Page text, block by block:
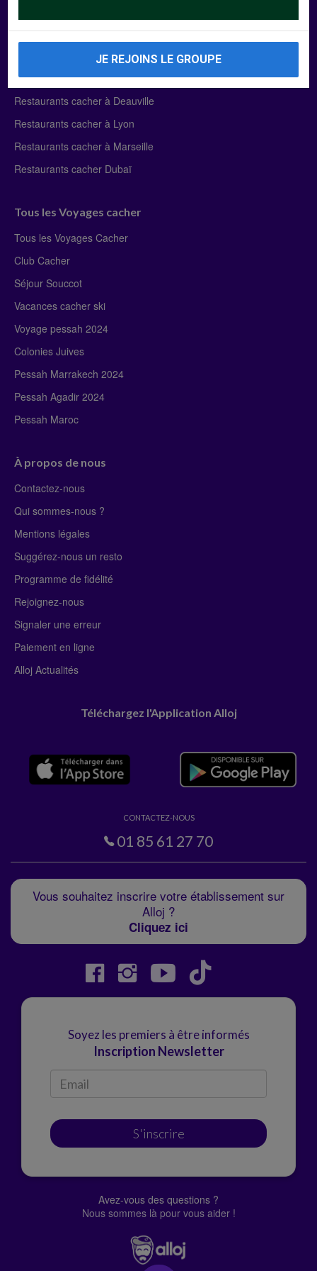
Manger Cacher
Liste des restaurants cacher
Restaurants cacher à Paris
Restaurants cacher à Deauville
Restaurants cacher à Lyon
Restaurants cacher à Marseille
Restaurants cacher Dubaï
Tous les Voyages cacher
Tous les Voyages Cacher
Club Cacher
Séjour Souccot
Vacances cacher ski
Voyage pessah 2024
Colonies Juives
Pessah Marrakech 2024
Pessah Agadir 2024
Pessah Maroc
À propos de nous
Contactez-nous
Qui sommes-nous ?
Mentions légales
Suggérez-nous un resto
Programme de fidélité
Rejoignez-nous
Signaler une erreur
Paiement en ligne
Alloj Actualités
Téléchargez l'Application Alloj
CONTACTEZ-NOUS
01 85 61 27 70
Vous souhaitez inscrire votre établissement sur
Alloj ?
Cliquez ici
Soyez les premiers à être informés
Inscription Newsletter
S'inscrire
Avez-vous des questions ?
Nous sommes là pour vous aider !
JE REJOINS LE GROUPE